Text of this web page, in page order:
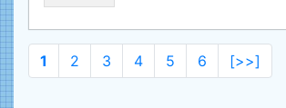
1 2 3 4 5 6 [>>]